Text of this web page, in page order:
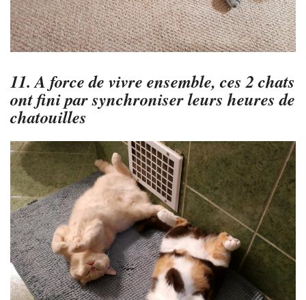
11. A force de vivre ensemble, ces 2 chats
ont fini par synchroniser leurs heures de
chatouilles